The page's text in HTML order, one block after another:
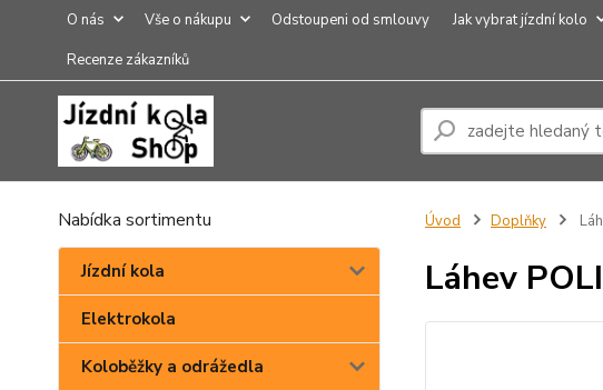
O nás Vše o nákupu Odstoupeni od smlouvy Jak vybrat jízdní kolo
Recenze zákazníků
Nabídka sortimentu
Jízdní kola
Elektrokola
Koloběžky a odrážedla
Úvod Doplňky
Láhev